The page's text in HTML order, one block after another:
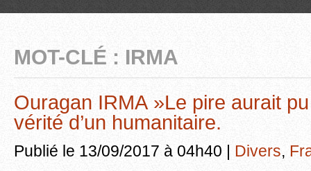
MOT-CLÉ : IRMA
Ouragan IRMA »Le pire aurait
vérité d’un humanitaire.
Publié le 13/09/2017 à 04h40 | Divers,